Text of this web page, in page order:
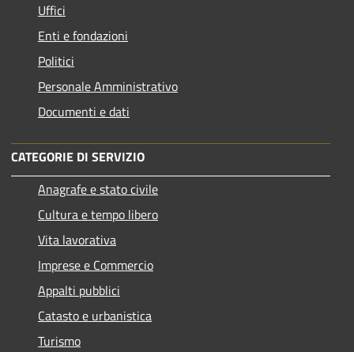
Uffici
Enti e fondazioni
Politici
Personale Amministrativo
Documenti e dati
CATEGORIE DI SERVIZIO
Anagrafe e stato civile
Cultura e tempo libero
Vita lavorativa
Imprese e Commercio
Appalti pubblici
Catasto e urbanistica
Turismo